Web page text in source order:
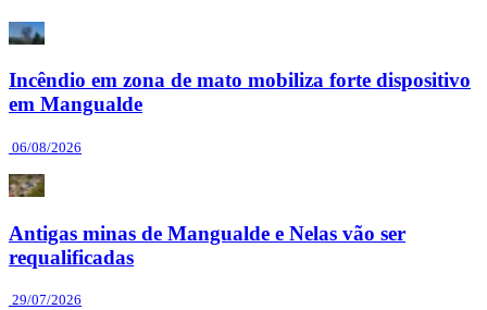
Incêndio em zona de mato mobiliza forte dispositivo
em Mangualde
06/08/2026
Antigas minas de Mangualde e Nelas vão ser
requalificadas
29/07/2026